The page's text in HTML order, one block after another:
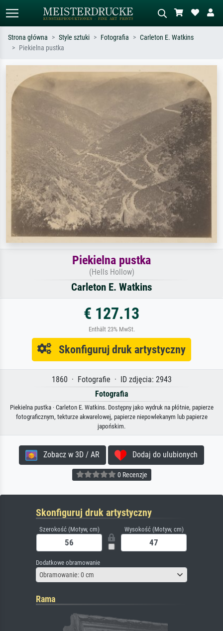
Szukaj wg artysty, tytułu lub stylu – np.
Monet, Gwiaździsta noc,
impresjonizm, fala Hokusaia, akt.
Opisz scenę – np. zielona łąka,
abstrakcja z czerwienią, ciemny olej,
Strona główna Style sztuki Fotografia
Carleton E. Watkins
Piekielna pustka
Piekielna pustka
(Hells Hollow)
Carleton E. Watkins
€ 127.13
Enthält 23% MwSt.
Skonfiguruj druk artystyczny
1860 · Fotografie · ID zdjęcia: 2943
Fotografia
Piekielna pustka · Carleton E. Watkins. Dostępny jako wydruk na płótnie, papierze
fotograficznym, tekturze akwarelowej, papierze niepowlekanym lub papierze
japońskim.
Zobacz w 3D / AR Dodaj do ulubionych
0 Recenzje
Skonfiguruj druk artystyczny
Szerokość (Motyw, cm) Wysokość (Motyw, cm)
Dodatkowe obramowanie
Obramowanie: 0 cm
Rama